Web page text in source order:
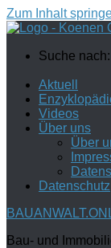
Zum Inhalt
Suche nach:
Aktuell
Videos
Über uns
Über
Datenschutz
Bau- und